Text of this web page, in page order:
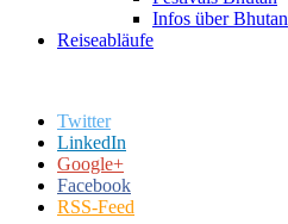
Infos über Bhutan
Reiseabläufe
Twitter
LinkedIn
Google+
Facebook
RSS-Feed